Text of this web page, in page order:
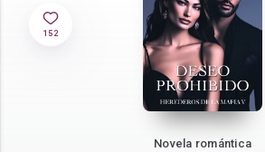
152
Novela romántica